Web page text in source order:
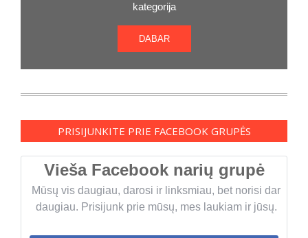
kategorija
DABAR
PRISIJUNKITE PRIE FACEBOOK GRUPĖS
Vieša Facebook narių grupė
Mūsų vis daugiau, darosi ir linksmiau, bet norisi dar
daugiau. Prisijunk prie mūsų, mes laukiam ir jūsų.